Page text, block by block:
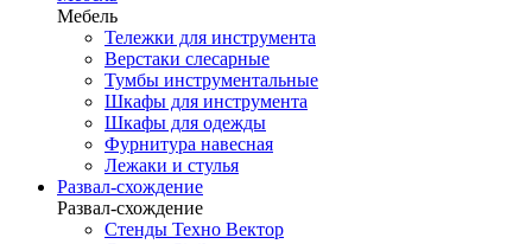
Мебель
Тележки для инструмента
Верстаки слесарные
Тумбы инструментальные
Шкафы для инструмента
Шкафы для одежды
Фурнитура навесная
Лежаки и стулья
Развал-схождение
Развал-схождение
Стенды Техно Вектор